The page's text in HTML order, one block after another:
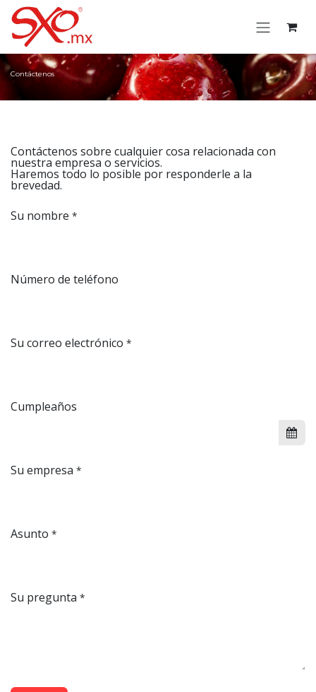
Passa al contenuto
Contáctenos
Contáctenos sobre cualquier cosa relacionada con
nuestra empresa o servicios.
Haremos todo lo posible por responderle a la
brevedad.
Su nombre *
Número de teléfono
Su correo electrónico *
Cumpleaños
Su empresa *
Asunto *
Su pregunta *